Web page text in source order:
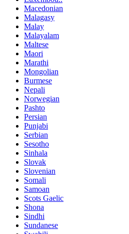
Macedonian
Malagasy
Malay
Malayalam
Maltese
Maori
Marathi
Mongolian
Burmese
Nepali
Norwegian
Pashto
Persian
Punjabi
Serbian
Sesotho
Sinhala
Slovak
Slovenian
Somali
Samoan
Scots Gaelic
Shona
Sindhi
Sundanese